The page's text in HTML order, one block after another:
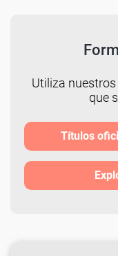
Utiliza
que
Títulos